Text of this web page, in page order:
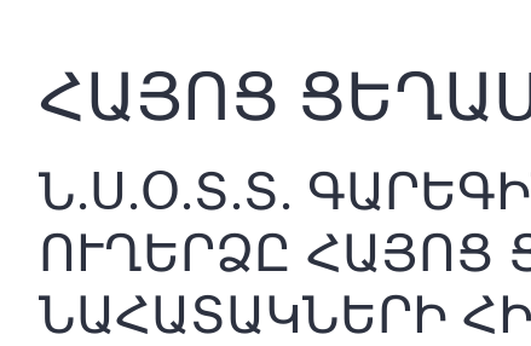
ՀԱՅՈՑ
Ն․Ս․Օ․Տ․Տ․
ՈՒՂԵՐՁԸ ՀԱՅՈՑ
ՆԱՀԱՏԱԿՆԵՐԻ